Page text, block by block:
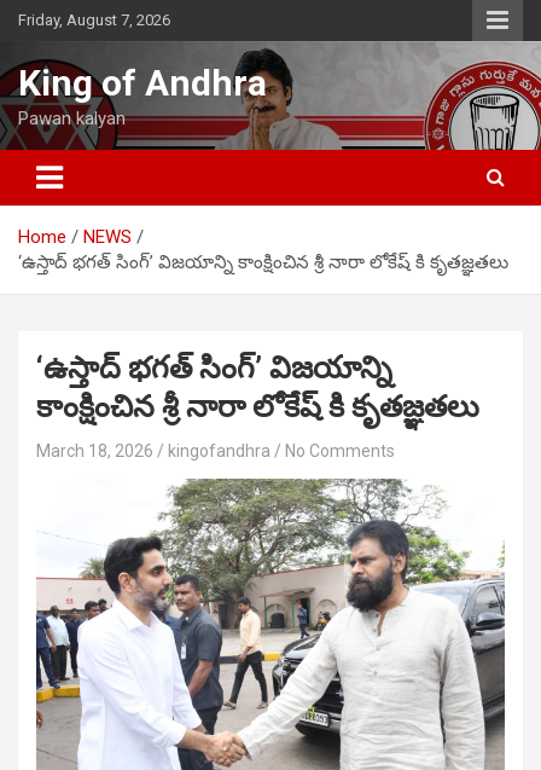
Skip
content
Friday, August 7, 2026
King of Andhra
Pawan kalyan
Home
NEWS
‘ఉస్తాద్ భగత్ సింగ్’ విజయాన్ని కాంక్షించిన శ్రీ నారా లోకేష్ కి కృతజ్ఞతలు
‘ఉస్తాద్ భగత్ సింగ్’ విజయాన్ని
కాంక్షించిన శ్రీ నారా లోకేష్ కి కృతజ్ఞతలు
March 18, 2026 kingofandhra No Comments